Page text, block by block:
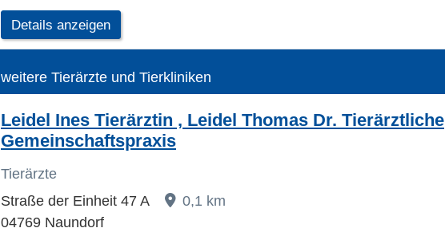
Details anzeigen
weitere Tierärzte und Tierkliniken
Leidel Ines Tierärztin , Leidel Thomas Dr. Tierärztliche
Gemeinschaftspraxis
Tierärzte
Straße der Einheit 47 A
0,1 km
04769 Naundorf